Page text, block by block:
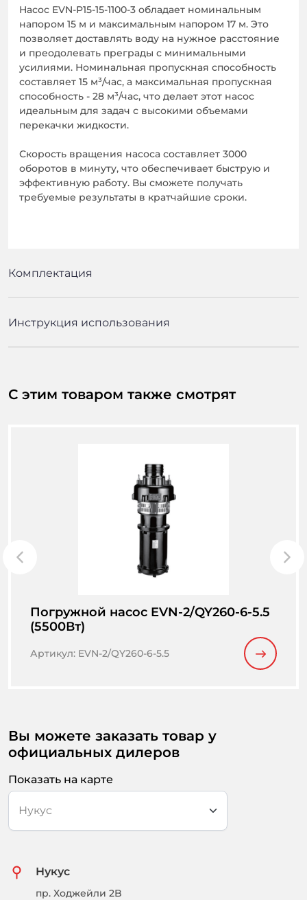
Насос EVN-P15-15-1100-3 обладает номинальным
напором 15 м и максимальным напором 17 м. Это
позволяет доставлять воду на нужное расстояние
и преодолевать преграды с минимальными
усилиями. Номинальная пропускная способность
составляет 15 м³/час, а максимальная пропускная
способность - 28 м³/час, что делает этот насос
идеальным для задач с высокими объемами
перекачки жидкости.
Скорость вращения насоса составляет 3000
оборотов в минуту, что обеспечивает быструю и
эффективную работу. Вы сможете получать
требуемые результаты в кратчайшие сроки.
Комплектация
Инструкция использования
С этим товаром также смотрят
Погружной насос EVN-2/QY260-6-5.5
(5500Вт)
Артикул: EVN-2/QY260-6-5.5
Вы можете заказать товар у
официальных дилеров
Показать на карте
Нукус
пр. Ходжейли 2B